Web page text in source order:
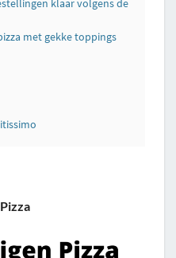
klaar volgens de
met gekke toppings